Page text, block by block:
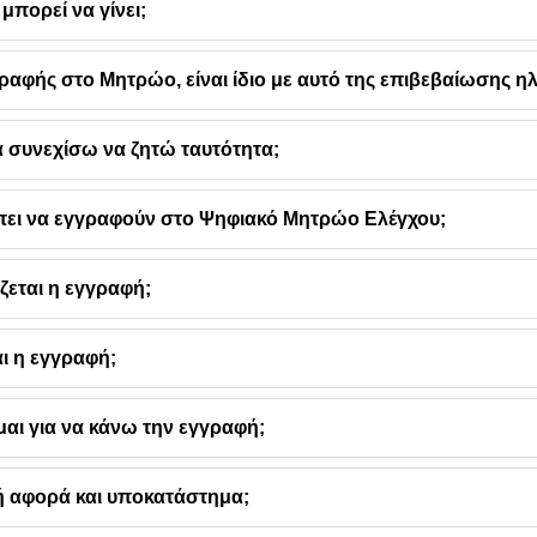
να γίνει;
στο Μητρώο, είναι ίδιο με αυτό της επιβεβαίωσης
να ζητώ ταυτότητα;
να εγγραφούν στο Ψηφιακό Μητρώο Ελέγχου;
η εγγραφή;
η εγγραφή;
για να κάνω την εγγραφή;
αφορά και υποκατάστημα;